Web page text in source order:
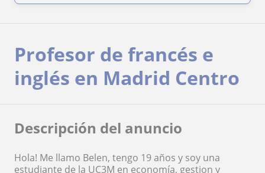
Profesor de francés e
inglés en Madrid Centro
Descripción del anuncio
Hola! Me llamo Belen, tengo 19 años y soy una
estudiante de la UC3M en economía, gestion y